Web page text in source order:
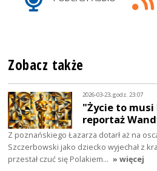
Zobacz także
2026-03-23, godz. 23:07
"Życie to musi
reportaż
Z poznańskiego Łazarza dotarł aż na
Szczerbowski jako dziecko wyjechał z
przestał czuć się Polakiem… » więcej